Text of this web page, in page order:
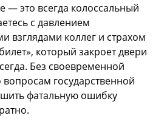
— это всегда колоссальный
с давлением
взглядами коллег и страхом
который закроет двери
Без своевременной
государственной
фатальную ошибку